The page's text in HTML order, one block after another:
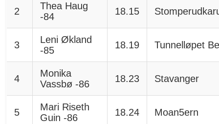
2
Thea Haug
-84
18.15
3
Leni Økland
-85
18.19 Tunnelløpet
4
Monika
Vassbø -86
18.23 Stavanger
5
Mari Riseth
Guin -86
18.24 Moan5ern